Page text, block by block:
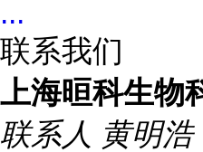
...
联系我们
上海晅科生物
联系人 黄明浩